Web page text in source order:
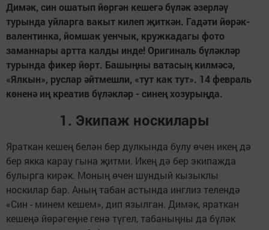
Димәк, син ошатып йөргән кешегә бүләк әзерләү
турында уйларга вакыт килеп җиткән. Гадәти йөрәк-
валентинка, йомшак уенчык, кружкадагы фото
заманнары артта калды инде! Оригиналь бүләкләр
турында фикер йөрт. Башыңны ватасың килмәсә,
«Ялкын», руслар әйтмешли, «тут как тут». 14 февраль
көненә иң креатив бүләкләр - синең хозурыңда.
1. Экипаж носкилары
Яраткан кешең белән бер дулкында булу өчен икең дә
бер якка карау гына җитми. Икең дә бер экипажда
булырга кирәк. Моның өчен шундый кызыклы
носкилар бар. Аның табан астында инглиз телендә
«Син - минем кешем», дип язылган. Димәк, яраткан
кешеңә йөрәгеңне генә түгел, табаныңны да бүләк